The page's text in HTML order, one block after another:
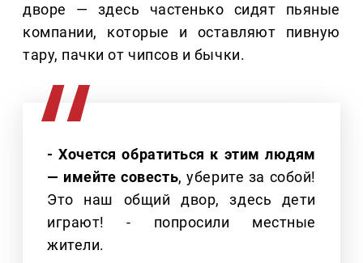
дворе — здесь частенько сидят пьяные
компании, которые и оставляют пивную
тару, пачки от чипсов и бычки.
- Хочется обратиться к этим людям
— имейте совесть, уберите за собой!
Это наш общий двор, здесь дети
играют! - попросили местные
жители.